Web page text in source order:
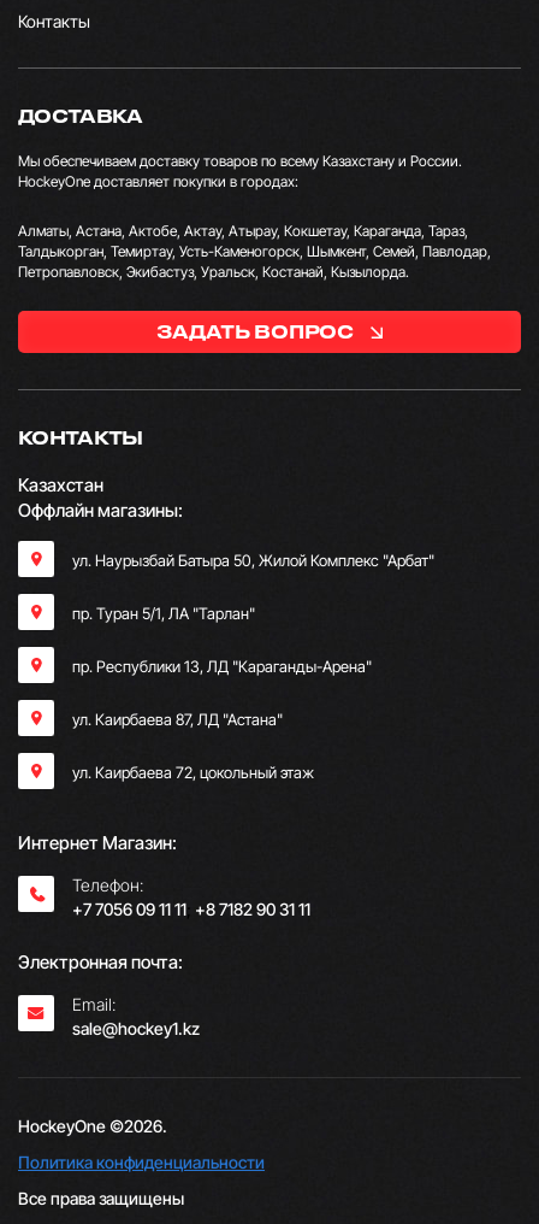
Контакты
КОНТАКТЫ
Казахстан
Оффлайн магазины:
ул. Наурызбай Батыра 50, Жилой Комплекс "Арбат"
пр. Туран 5/1, ЛА "Тарлан"
пр. Республики 13, ​ЛД "Караганды-Арена"
ул. Каирбаева 87, ЛД "Астана"
ул. Каирбаева 72, цокольный этаж
Интернет Магазин:
Телефон:
+7 7056 09 11 11; +8 7182 90 31 11
Электронная почта:
Email:
sale@hockey1.kz
ДОСТАВКА
Мы обеспечиваем доставку товаров по всему Казахстану и России.
HockeyOne доставляет покупки в городах:
Алматы, Астана, Актобе, Актау, Атырау, Кокшетау, Караганда, Тараз,
Талдыкорган, Темиртау, Усть-Каменогорск, Шымкент, Семей, Павлодар,
Петропавловск, Экибастуз, Уральск, Костанай, Кызылорда.
ЗАДАТЬ ВОПРОС
HockeyOne ©2026.
Политика конфиденциальности
Все права защищены